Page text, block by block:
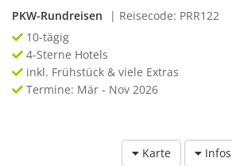
PKW-Rundreisen
| Reisecode: PRR122
10-tägig
4-Sterne Hotels
inkl. Frühstück & viele Extras
Termine: Mär - Nov 2026
Karte Infos